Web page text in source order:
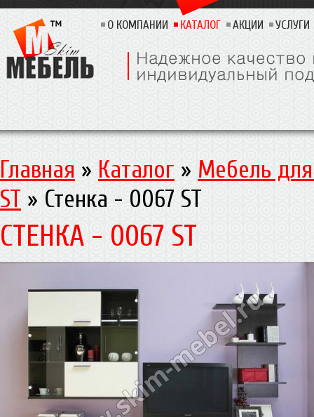
О КОМПАНИИ КАТАЛОГ АКЦИИ УСЛУГИ
Главная » Каталог » Мебель
ST » Стенка - 0067 ST
СТЕНКА - 0067 ST